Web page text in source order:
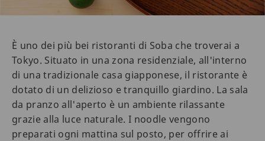
È uno dei più bei ristoranti di Soba che troverai a
Tokyo. Situato in una zona residenziale, all'interno
di una tradizionale casa giapponese, il ristorante è
dotato di un delizioso e tranquillo giardino. La sala
da pranzo all'aperto è un ambiente rilassante
grazie alla luce naturale. I noodle vengono
preparati ogni mattina sul posto, per offrire ai